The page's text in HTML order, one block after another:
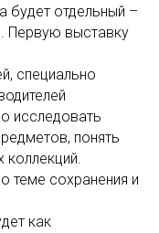
будет отдельный –
Первую выставку
специально
исследовать
понять
коллекций.
теме сохранения и
как